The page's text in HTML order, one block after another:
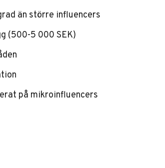
än större influencers
(500-5 000 SEK)
på mikroinfluencers